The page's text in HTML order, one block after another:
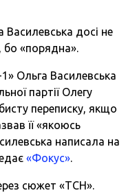
Василевська досі не
бо «порядна».
Ольга Василевська
партії Олегу
переписку, якщо
її «якоюсь
написала на
«Фокус».
сюжет «ТСН».